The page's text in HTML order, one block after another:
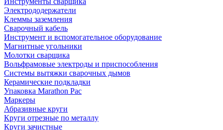
Электрододержатели
Клеммы заземления
Сварочный кабель
Инструмент и вспомогательное оборудование
Магнитные угольники
Молотки сварщика
Вольфрамовые электроды и приспособления
Системы вытяжки сварочных дымов
Керамические подкладки
Упаковка Marathon Pac
Маркеры
Абразивные круги
Круги отрезные по металлу
Круги зачистные